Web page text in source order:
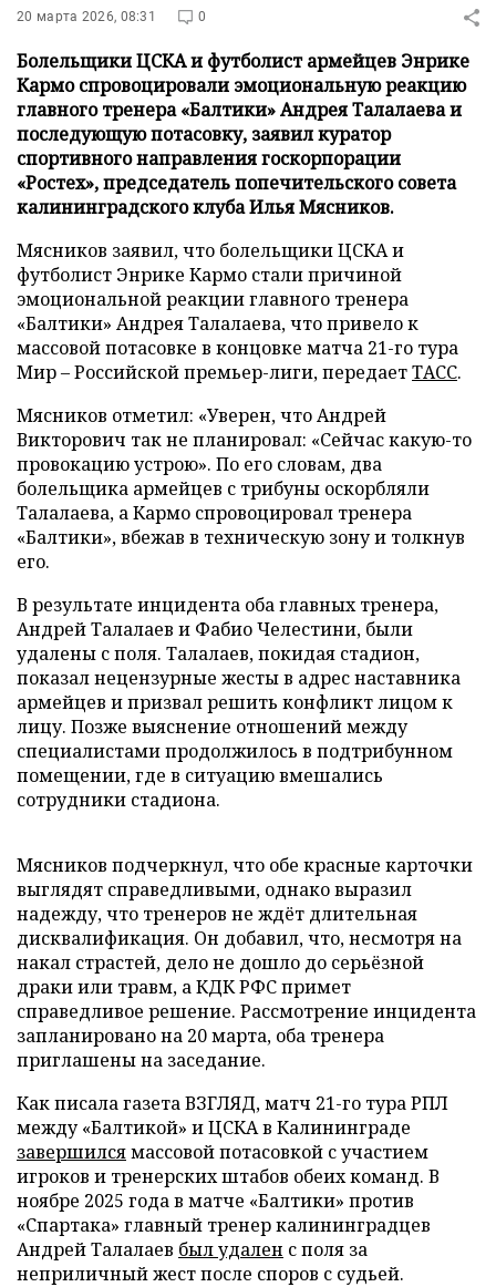
20 марта 2026, 08:31 0
Болельщики ЦСКА и футболист армейцев Энрике
Кармо спровоцировали эмоциональную реакцию
главного тренера «Балтики» Андрея Талалаева и
последующую потасовку, заявил куратор
спортивного направления госкорпорации
«Ростех», председатель попечительского совета
калининградского клуба Илья Мясников.
Мясников заявил, что болельщики ЦСКА и
футболист Энрике Кармо стали причиной
эмоциональной реакции главного тренера
«Балтики» Андрея Талалаева, что привело к
массовой потасовке в концовке матча 21-го тура
Мир – Российской премьер-лиги, передаетТАСС.
Мясников отметил: «Уверен, что Андрей
Викторович так не планировал: «Сейчас какую-то
провокацию устрою». По его словам, два
болельщика армейцев с трибуны оскорбляли
Талалаева, а Кармо спровоцировал тренера
«Балтики», вбежав в техническую зону и толкнув
его.
В результате инцидента оба главных тренера,
Андрей Талалаев и Фабио Челестини, были
удалены с поля. Талалаев, покидая стадион,
показал нецензурные жесты в адрес наставника
армейцев и призвал решить конфликт лицом к
лицу. Позже выяснение отношений между
специалистами продолжилось в подтрибунном
помещении, где в ситуацию вмешались
сотрудники стадиона.
Мясников подчеркнул, что обе красные карточки
выглядят справедливыми, однако выразил
надежду, что тренеров не ждёт длительная
дисквалификация. Он добавил, что, несмотря на
накал страстей, дело не дошло до серьёзной
драки или травм, а КДК РФС примет
справедливое решение. Рассмотрение инцидента
запланировано на 20 марта, оба тренера
приглашены на заседание.
Как писала газета ВЗГЛЯД, матч 21-го тура РПЛ
между «Балтикой» и ЦСКА в Калининграде
завершилсямассовой потасовкой с участием
игроков и тренерских штабов обеих команд. В
ноябре 2025 года в матче «Балтики» против
«Спартака» главный тренер калининградцев
Андрей Талалаев был удален с поля за
неприличный жест после споров с судьей.